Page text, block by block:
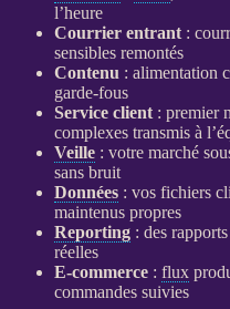
l’heure
Courrier entrant:
sensibles remontés
Contenu : alimentation
garde-fous
Service client: premier
complexes transmis à
Veille: votre marché
sans bruit
Données: vos fichiers
maintenus propres
Reporting: des
réelles
E-commerce: flux
commandes suivies